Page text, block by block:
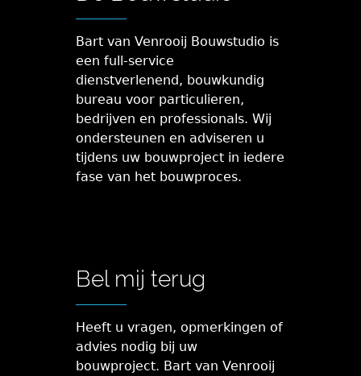
Bart van Venrooij Bouwstudio is
een full-service
dienstverlenend, bouwkundig
bureau voor particulieren,
bedrijven en professionals. Wij
ondersteunen en adviseren u
tijdens uw bouwproject in iedere
fase van het bouwproces.
Bel mij terug
Heeft u vragen, opmerkingen of
advies nodig bij uw
bouwproject. Bart van Venrooij